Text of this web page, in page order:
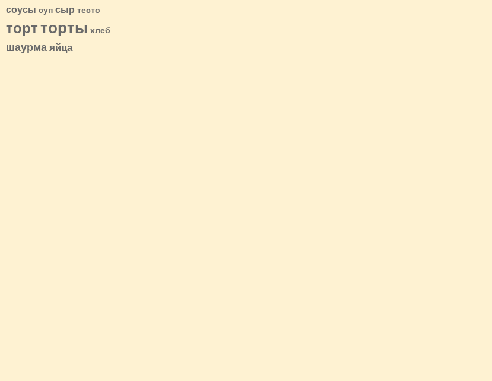
соусы суп сыр тесто
тортторты хлеб
шаурма яйца